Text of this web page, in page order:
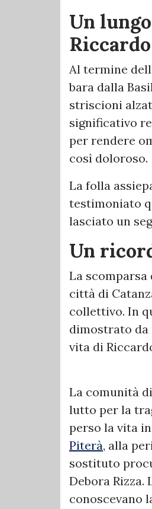
Un
Riccardo
Al termine
bara dalla
striscioni
significativo
per rendere
così doloroso.
La folla
testimoniato
lasciato un
Un
La
città di
collettivo. In
dimostrato da
vita di
La comunità
lutto per la
perso la vita
Piterà, alla
sostituto
Debora
conoscevano